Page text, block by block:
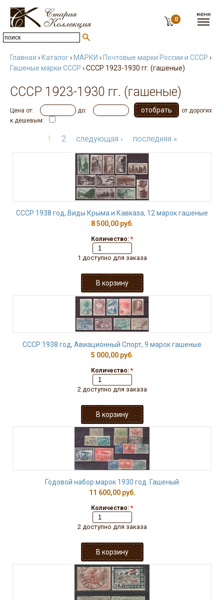
0
Главная › Каталог› МАРКИ › Почтовые марки России и СССР ›
Гашеные марки СССР › СССР 1923-1930 гг. (гашеные)
СССР 1923-1930 гг. (гашеные)
Цена от: до:
от дорогих
к дешевым:
1 2 следующая › последняя »
СССР 1938 год, Виды Крыма и Кавказа, 12 марок гашеные
8 500,00 руб.
Количество: *
1 доступно для заказа
СССР 1938 год, Авиационный Спорт, 9 марок гашеные
5 000,00 руб.
Количество: *
2 доступно для заказа
Годовой набор марок 1930 год. Гашеный
11 600,00 руб.
Количество: *
2 доступно для заказа